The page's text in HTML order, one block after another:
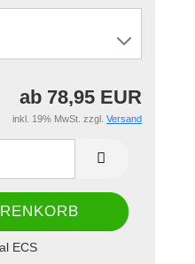
ab 78,95 EUR
inkl. 19% MwSt. zzgl. Versand